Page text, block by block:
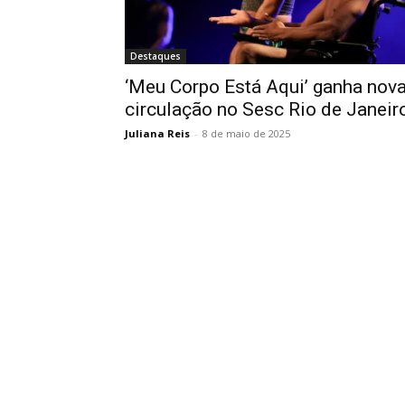
Destaques
‘Meu Corpo Está Aqui’ ganha
circulação no Sesc Rio de
Juliana Reis - 8 de maio de 2025